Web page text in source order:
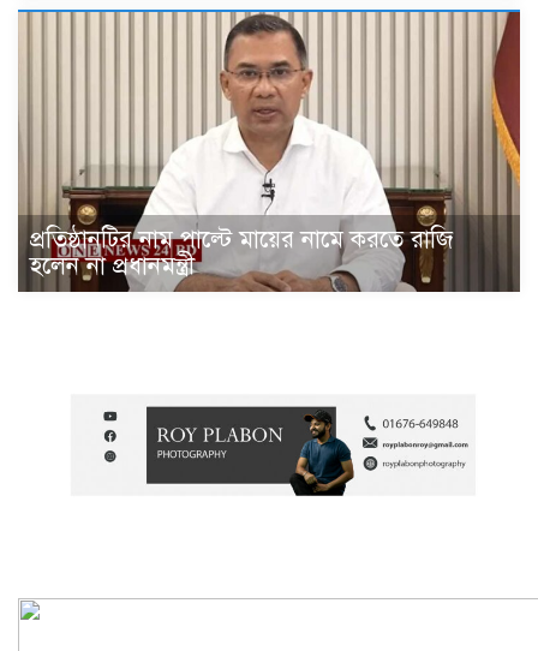
প্রতিষ্ঠানটির নাম পাল্টে মায়ের নামে করতে রাজি
হলেন না প্রধানমন্ত্রী